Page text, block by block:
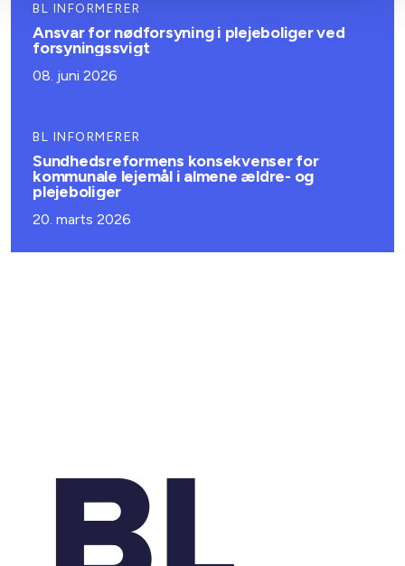
BL INFORMERER
Ansvar for nødforsyning i plejeboliger ved
forsyningssvigt
08. juni 2026
BL INFORMERER
Sundhedsreformens konsekvenser for
kommunale lejemål i almene ældre- og
plejeboliger
20. marts 2026